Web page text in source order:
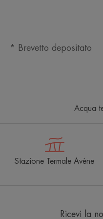
* Brevetto depositato
Acqua
Stazione Termale Avène
Ricevi la